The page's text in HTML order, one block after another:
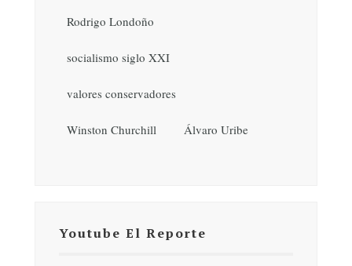
Rodrigo Londoño
socialismo siglo XXI
valores conservadores
Winston Churchill Álvaro Uribe
Youtube El Reporte